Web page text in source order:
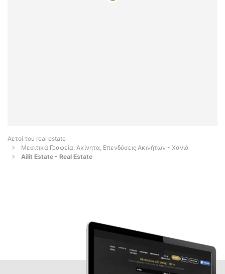
Αετοί του real estate
Μεσιτικά Γραφεία, Ακίνητα, Επενδύσεις Ακινήτων - Χανιά
Ailit Estate - Real Estate